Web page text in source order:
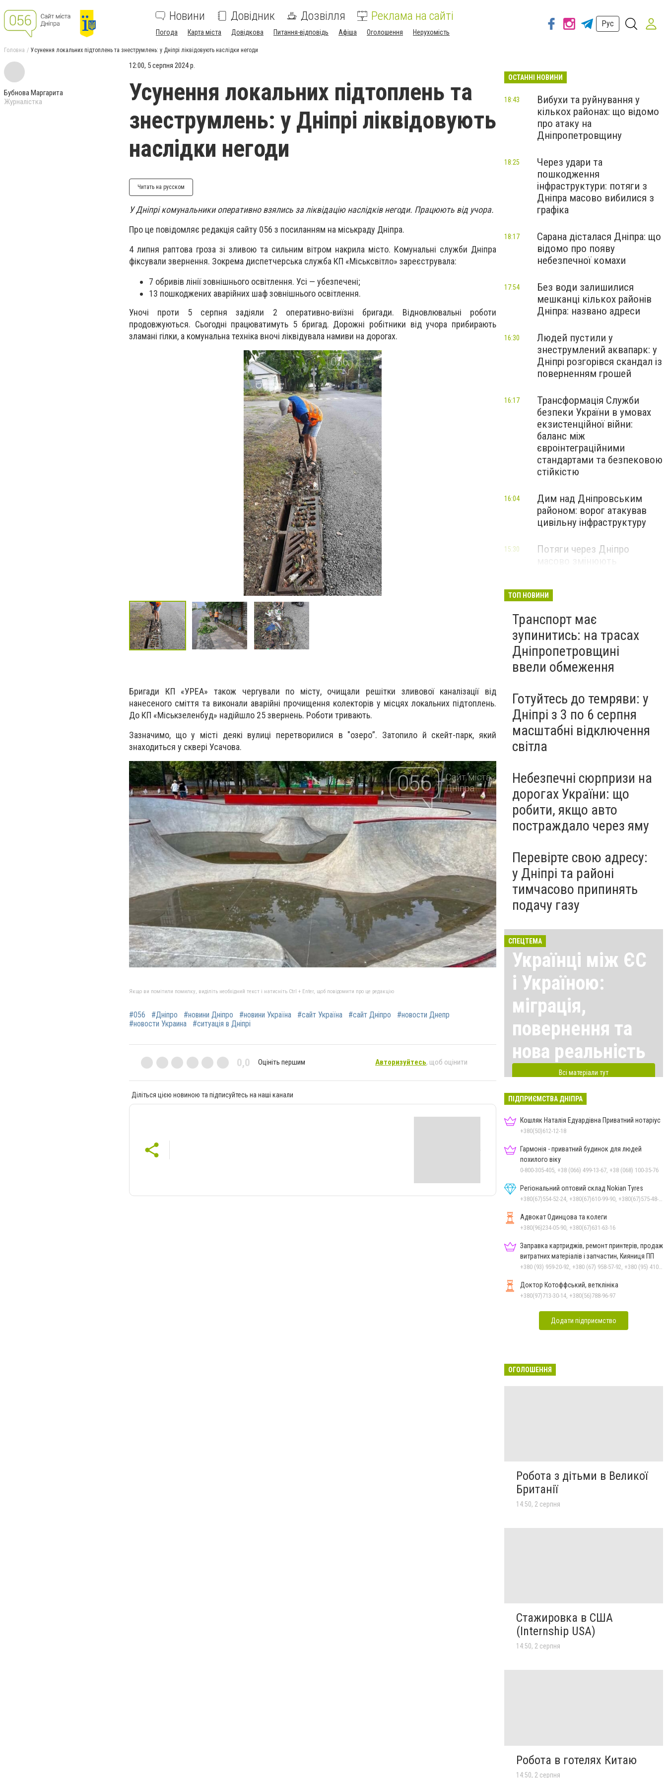
Новини Довідник Дозвілля Реклама на сайті
Погода Карта міста Довідкова Питання-відповідь Афіша Оголошення Нерухомість
Рус
Головна Усунення локальних підтоплень та знеструмлень: у Дніпрі ліквідовують наслідки негоди
Бубнова Маргарита
Журналістка
12:00, 5 серпня 2024 р.
Усунення локальних підтоплень та
знеструмлень: у Дніпрі ліквідовують
наслідки негоди
Читать на русском
У Дніпрі комунальники оперативно взялись за ліквідацію наслідків негоди. Працюють від учора.
Про це повідомляє редакція сайту 056 з посиланням на міськраду Дніпра.
4 липня раптова гроза зі зливою та сильним вітром накрила місто. Комунальні служби Дніпра
фіксували звернення. Зокрема диспетчерська служба КП «Міськсвітло» зареєструвала:
7 обривів лінії зовнішнього освітлення. Усі — убезпечені;
13 пошкоджених аварійних шаф зовнішнього освітлення.
Уночі проти 5 серпня задіяли 2 оперативно-виїзні бригади. Відновлювальні роботи
продовжуються. Сьогодні працюватимуть 5 бригад. Дорожні робітники від учора прибирають
зламані гілки, а комунальна техніка вночі ліквідувала намиви на дорогах.
Бригади КП «УРЕА» також чергували по місту, очищали решітки зливової каналізації від
нанесеного сміття та виконали аварійні прочищення колекторів у місцях локальних підтоплень.
До КП «Міськзеленбуд» надійшло 25 звернень. Роботи тривають.
Зазначимо, що у місті деякі вулиці перетворилися в "озеро”. Затопило й скейт-парк, який
знаходиться у сквері Усачова.
Якщо ви помітили помилку, виділіть необхідний текст і натисніть Ctrl + Enter, щоб повідомити про це редакцію
#056 #Дніпро #новини Дніпро #новини Україна #сайт Україна #сайт Дніпро
#новости Днепр
#новости Украина
#ситуація в Дніпрі
0,0 Оцініть першим Авторизуйтесь, щоб оцінити
Діліться цією новиною та підписуйтесь на наші канали
ОСТАННІ НОВИНИ
Вибухи та руйнування у
кількох районах: що відомо
про атаку на
Дніпропетровщину
18:43
Через удари та
пошкодження
інфраструктури: потяги з
Дніпра масово вибилися з
графіка
18:25
Сарана дісталася Дніпра: що
відомо про появу
небезпечної комахи
18:17
Без води залишилися
мешканці кількох районів
Дніпра: названо адреси
17:54
Людей пустили у
знеструмлений аквапарк: у
Дніпрі розгорівся скандал із
поверненням грошей
16:30
Трансформація Служби
безпеки України в умовах
екзистенційної війни:
баланс між
євроінтеграційними
стандартами та безпековою
стійкістю
16:17
Дим над Дніпровським
районом: ворог атакував
цивільну інфраструктуру
16:04
Потяги через Дніпро
15:30
ТОП НОВИНИ
Транспорт має
зупинитись: на трасах
Дніпропетровщині
ввели обмеження
Готуйтесь до темряви: у
Дніпрі з 3 по 6 серпня
масштабні відключення
світла
Небезпечні сюрпризи на
дорогах України: що
робити, якщо авто
постраждало через яму
Перевірте свою адресу:
у Дніпрі та районі
тимчасово припинять
подачу газу
СПЕЦТЕМА
Українці між ЄС
і Україною:
міграція,
повернення та
нова реальність
Всі матеріали тут
ПІДПРИЄМСТВА ДНІПРА
Кошляк Наталія Едуардівна Приватний нотаріус
+380(50)612-12-18
Гармонія - приватний будинок для людей
похилого віку
0-800-305-405, +38 (066) 499-13-67, +38 (068) 100-35-76
Регіональний оптовий склад Nokian Tyres
Адвокат Одинцова та колеги
+380(96)234-05-90, +380(67)631-63-16
Заправка картриджів, ремонт принтерів, продаж
витратних матеріалів і запчастин, Кияниця ПП
Доктор Котоффський, ветклініка
+380(97)713-30-14, +380(56)788-96-97
Додати підприємство
ОГОЛОШЕННЯ
Робота з дітьми в Великої
Британії
14:50, 2 серпня
Стажировка в США
(Internship USA)
14:50, 2 серпня
Робота в готелях Китаю
14:50, 2 серпня